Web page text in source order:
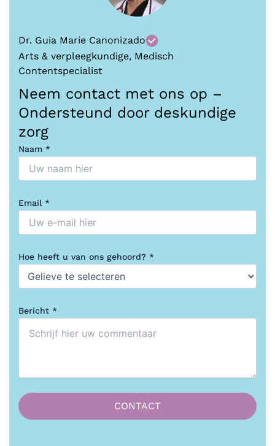
Dr. Guia Marie Canonizado
Arts & verpleegkundige, Medisch
Contentspecialist
Neem contact met ons op –
Ondersteund door deskundige
zorg
Naam *
Email *
Hoe heeft u van ons gehoord? *
Bericht *